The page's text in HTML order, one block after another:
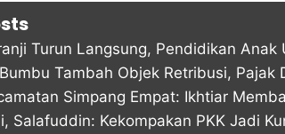
Turun Langsung, Pendidikan
Tambah Objek Retribusi, Pajak
Simpang Empat: Ikhtiar
Salafuddin: Kekompakan PKK Jadi